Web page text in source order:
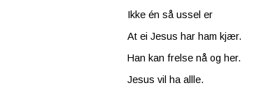
Ikke én så ussel er
At ei Jesus har ham kjær.
Han kan frelse nå og her.
Jesus vil ha allle.